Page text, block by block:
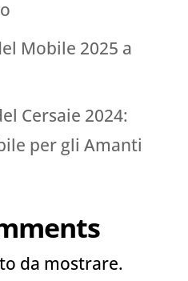
Mobile 2025 a
Cersaie 2024:
per gli Amanti
da mostrare.